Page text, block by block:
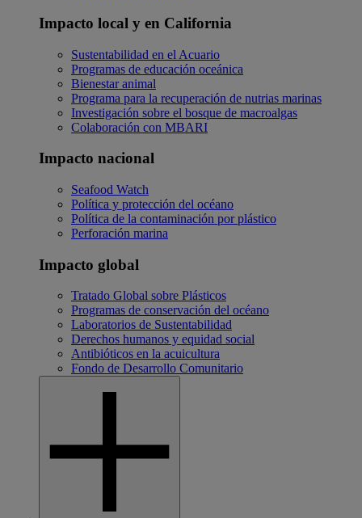
Impacto local y en California
Sustentabilidad en el Acuario
Programas de educación oceánica
Bienestar animal
Programa para la recuperación de nutrias marinas
Investigación sobre el bosque de macroalgas
Colaboración con MBARI
Impacto nacional
Seafood Watch
Política y protección del océano
Política de la contaminación por plástico
Perforación marina
Impacto global
Tratado Global sobre Plásticos
Programas de conservación del océano
Laboratorios de Sustentabilidad
Derechos humanos y equidad social
Antibióticos en la acuicultura
Fondo de Desarrollo Comunitario